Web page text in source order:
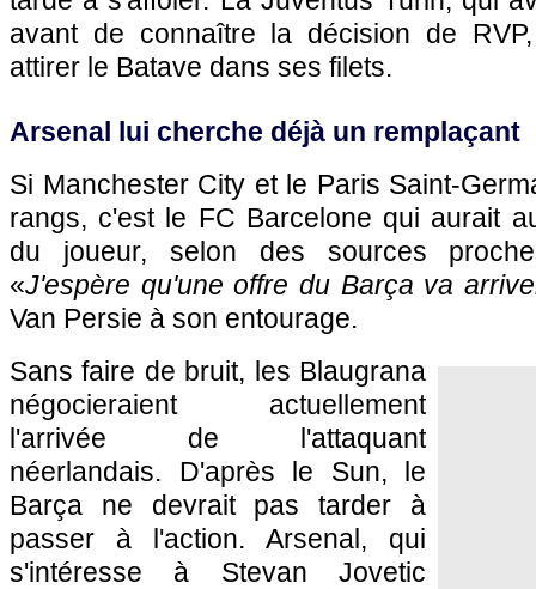
avant de connaître la décision de
attirer le Batave dans ses filets.
Arsenal lui cherche déjà un remplaçant
Si Manchester City et le Paris Saint-
rangs, c'est le FC Barcelone qui aurait
du joueur, selon des sources
«J'espère qu'une offre du Barça va
Van Persie à son entourage.
Sans faire de bruit, les Blaugrana
négocieraient actuellement
l'arrivée de l'attaquant
néerlandais. D'après le Sun, le
Barça ne devrait pas tarder à
passer à l'action. Arsenal, qui
s'intéresse à Stevan Jovetic